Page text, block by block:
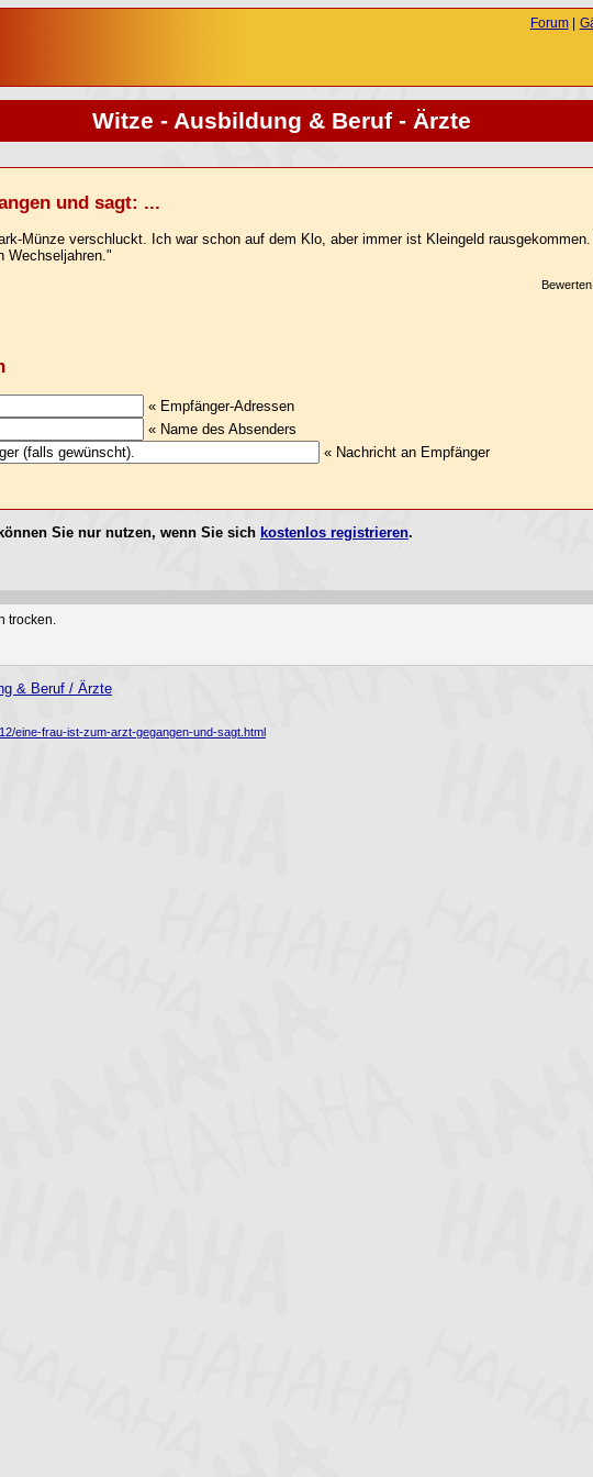
Witze - Ausbildung & Beruf - Ärzte
und sagt: ...
Münze verschluckt. Ich war schon auf dem Klo, aber immer ist Kleingeld
Wechseljahren."
« Empfänger-Adressen
« Name des Absenders
« Nachricht an Empfänger
Sie nur nutzen, wenn Sie sich kostenlos registrieren.
trocken.
& Beruf / Ärzte
eine-frau-ist-zum-arzt-gegangen-und-sagt.html
Forum|